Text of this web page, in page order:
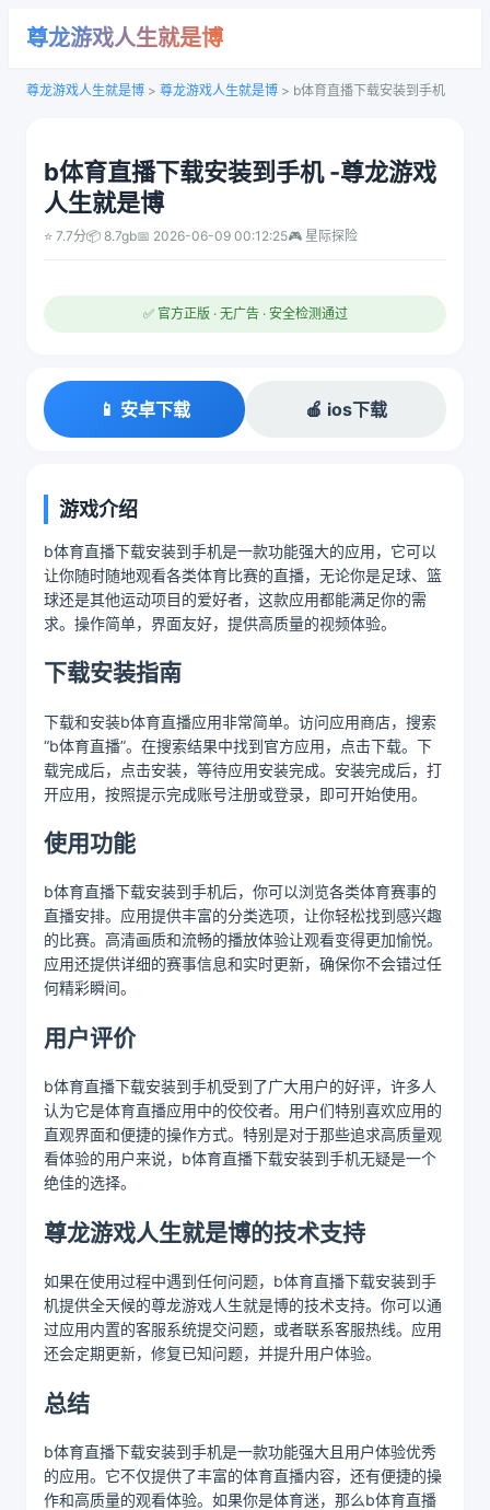
尊龙游戏人生就是博
尊龙游戏人生就是博 > 尊龙游戏人生就是博 > b体育直播下载安装到手机
b体育直播下载安装到手机 -尊龙游戏
人生就是博
⭐ 7.7分📦 8.7gb📅 2026-06-09 00:12:25🎮 星际探险
✅ 官方正版 · 无广告 · 安全检测通过
📱 安卓下载 🍎 ios下载
游戏介绍
b体育直播下载安装到手机是一款功能强大的应用，它可以
让你随时随地观看各类体育比赛的直播，无论你是足球、篮
球还是其他运动项目的爱好者，这款应用都能满足你的需
求。操作简单，界面友好，提供高质量的视频体验。
下载安装指南
下载和安装b体育直播应用非常简单。访问应用商店，搜索
“b体育直播”。在搜索结果中找到官方应用，点击下载。下
载完成后，点击安装，等待应用安装完成。安装完成后，打
开应用，按照提示完成账号注册或登录，即可开始使用。
使用功能
b体育直播下载安装到手机后，你可以浏览各类体育赛事的
直播安排。应用提供丰富的分类选项，让你轻松找到感兴趣
的比赛。高清画质和流畅的播放体验让观看变得更加愉悦。
应用还提供详细的赛事信息和实时更新，确保你不会错过任
何精彩瞬间。
用户评价
b体育直播下载安装到手机受到了广大用户的好评，许多人
认为它是体育直播应用中的佼佼者。用户们特别喜欢应用的
直观界面和便捷的操作方式。特别是对于那些追求高质量观
看体验的用户来说，b体育直播下载安装到手机无疑是一个
绝佳的选择。
尊龙游戏人生就是博的技术支持
如果在使用过程中遇到任何问题，b体育直播下载安装到手
机提供全天候的尊龙游戏人生就是博的技术支持。你可以通
过应用内置的客服系统提交问题，或者联系客服热线。应用
还会定期更新，修复已知问题，并提升用户体验。
总结
b体育直播下载安装到手机是一款功能强大且用户体验优秀
的应用。它不仅提供了丰富的体育直播内容，还有便捷的操
作和高质量的观看体验。如果你是体育迷，那么b体育直播